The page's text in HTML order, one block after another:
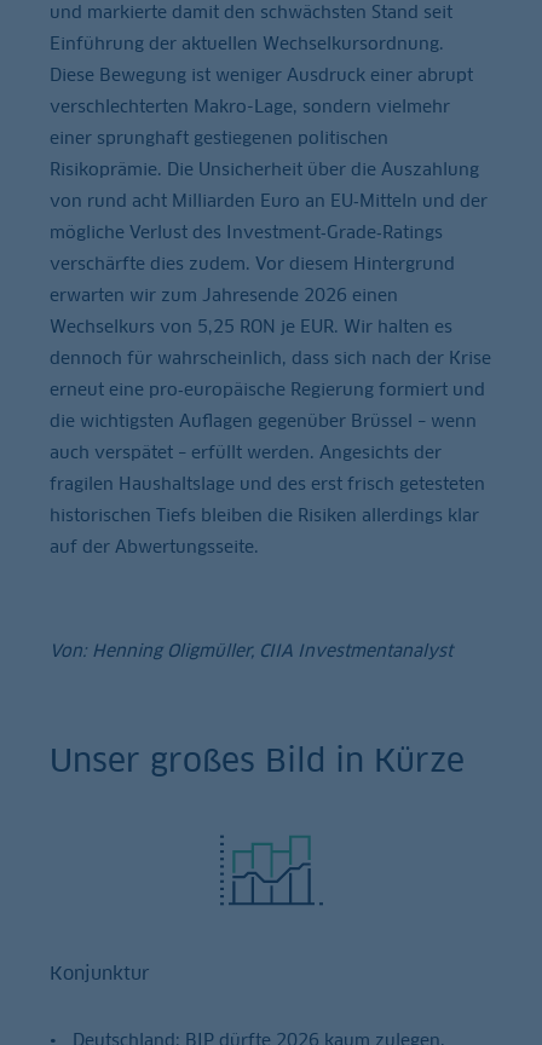
und markierte damit den schwächsten Stand seit
Einführung der aktuellen Wechselkursordnung.
Diese Bewegung ist weniger Ausdruck einer abrupt
verschlechterten Makro-Lage, sondern vielmehr
einer sprunghaft gestiegenen politischen
Risikoprämie. Die Unsicherheit über die Auszahlung
von rund acht Milliarden Euro an EU‑Mitteln und der
mögliche Verlust des Investment‑Grade‑Ratings
verschärfte dies zudem. Vor diesem Hintergrund
erwarten wir zum Jahresende 2026 einen
Wechselkurs von 5,25 RON je EUR. Wir halten es
dennoch für wahrscheinlich, dass sich nach der Krise
erneut eine pro‑europäische Regierung formiert und
die wichtigsten Auflagen gegenüber Brüssel – wenn
auch verspätet – erfüllt werden. Angesichts der
fragilen Haushaltslage und des erst frisch getesteten
historischen Tiefs bleiben die Risiken allerdings klar
auf der Abwertungsseite.
Von: Henning Oligmüller, CIIA Investmentanalyst
Unser großes Bild in Kürze
Konjunktur
Deutschland: BIP dürfte 2026 kaum zulegen.